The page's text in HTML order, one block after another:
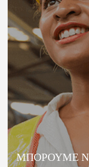
ΜΠΟΡΟΥΜΕ